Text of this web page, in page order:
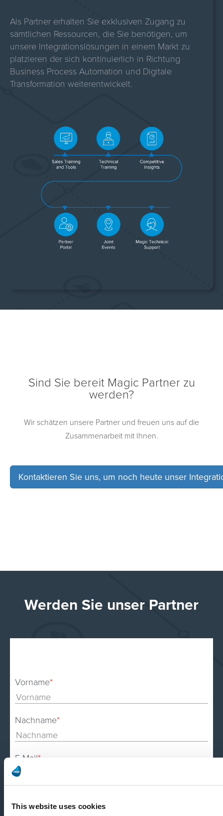
This website uses cookies
Als Partner erhalten Sie exklusiven Zugang zu
sämtlichen Ressourcen, die Sie benötigen, um
unsere Integrationslösungen in einem Markt zu
platzieren der sich kontinuierlich in Richtung
Business Process Automation und Digitale
Transformation weiterentwickelt.
Sind Sie bereit Magic Partner zu
werden?
Wir schätzen unsere Partner und freuen uns auf die
Zusammenarbeit mit Ihnen.
Kontaktieren Sie uns, um noch heute unser
Werden Sie unser Partner
Vorname*
Nachname*
E-Mail*